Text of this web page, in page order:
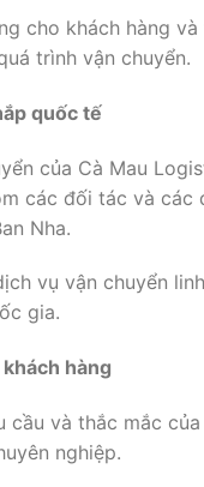
cho khách hàng
trình vận chuyển.
quốc tế
của Cà Mau
các đối tác và các
Nha.
vụ vận chuyển
gia.
hàng
cầu và thắc mắc
nghiệp.